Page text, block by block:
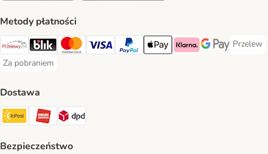
Metody płatności
Przelewy24 Payment Method
Blik Payment Method
MasterCard Payment Method
Visa Payment Method
PayPal Payment Method
Apple Pay Payment Method
Klarna Payment Method
Google Pay
Przelew
Przelew
Za pobraniem
Za pobraniem Payment Method
Dostawa
Paczkomat® Shipping Method
ORLEN Paczka Shipping Method
DPD Shipping Method
Bezpieczeństwo